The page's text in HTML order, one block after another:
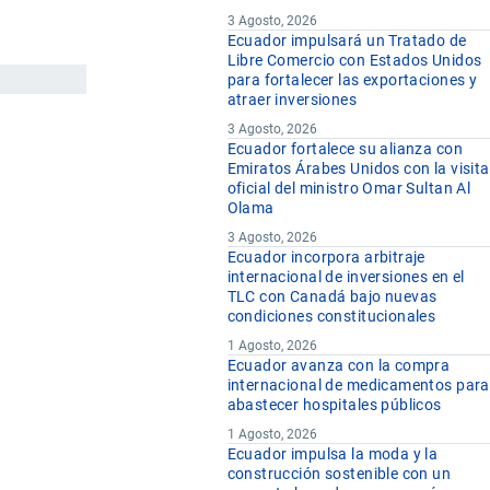
3 Agosto, 2026
Ecuador impulsará un Tratado de
Libre Comercio con Estados Unidos
para fortalecer las exportaciones y
atraer inversiones
3 Agosto, 2026
Ecuador fortalece su alianza con
Emiratos Árabes Unidos con la visita
oficial del ministro Omar Sultan Al
Olama
3 Agosto, 2026
Ecuador incorpora arbitraje
internacional de inversiones en el
TLC con Canadá bajo nuevas
condiciones constitucionales
1 Agosto, 2026
Ecuador avanza con la compra
internacional de medicamentos para
abastecer hospitales públicos
1 Agosto, 2026
Ecuador impulsa la moda y la
construcción sostenible con un